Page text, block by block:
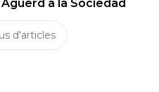
à la Sociedad
d'articles